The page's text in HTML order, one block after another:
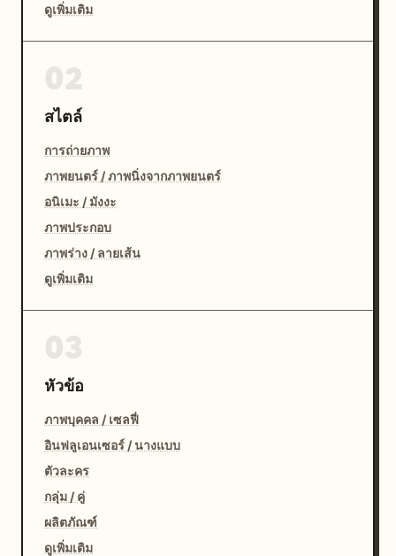
ดูเพิ่มเติม
สไตล์
การถ่ายภาพ
ภาพยนตร์ / ภาพนิ่งจากภาพยนตร์
อนิเมะ / มังงะ
ภาพประกอบ
ภาพร่าง / ลายเส้น
ดูเพิ่มเติม
หัวข้อ
ภาพบุคคล / เซลฟี่
อินฟลูเอนเซอร์ / นางแบบ
ตัวละคร
กลุ่ม / คู่
ผลิตภัณฑ์
ดูเพิ่มเติม